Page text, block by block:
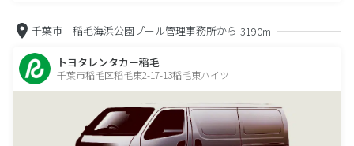
千葉市 稲毛海浜公園プール管理事務所から 3190m
トヨタレンタカー稲毛
千葉市稲毛区稲毛東2-17-13稲毛東ハイツ